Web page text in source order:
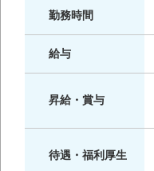
勤務時間
給与
昇給・賞与
待遇・福利厚生